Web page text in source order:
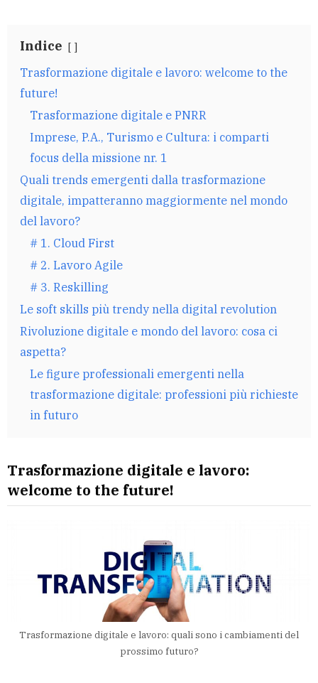
Indice
Trasformazione digitale e lavoro: welcome to the
future!
Trasformazione digitale e PNRR
Imprese, P.A., Turismo e Cultura: i comparti
focus della missione nr. 1
Quali trends emergenti dalla trasformazione
digitale, impatteranno maggiormente nel mondo
del lavoro?
# 1. Cloud First
# 2. Lavoro Agile
# 3. Reskilling
Le soft skills più trendy nella digital revolution
Rivoluzione digitale e mondo del lavoro: cosa ci
aspetta?
Le figure professionali emergenti nella
trasformazione digitale: professioni più richieste
in futuro
Trasformazione digitale e lavoro:
welcome to the future!
Trasformazione digitale e lavoro: quali sono i cambiamenti del
prossimo futuro?